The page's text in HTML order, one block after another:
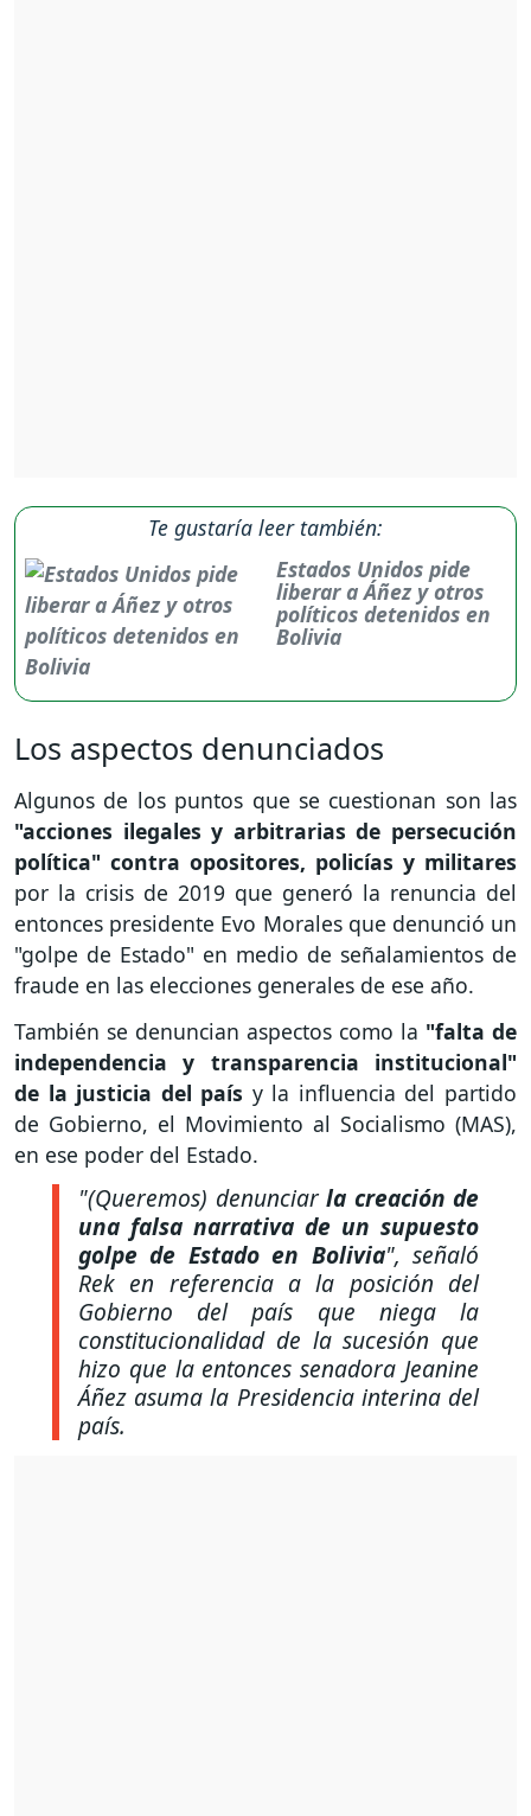
Te gustaría leer también:
Estados Unidos pide
liberar a Áñez y otros
políticos detenidos en
Bolivia
Los aspectos denunciados
Algunos de los puntos que se cuestionan son las
"acciones ilegales y arbitrarias de persecución
política" contra opositores, policías y militares
por la crisis de 2019 que generó la renuncia del
entonces presidente Evo Morales que denunció un
"golpe de Estado" en medio de señalamientos de
fraude en las elecciones generales de ese año.
También se denuncian aspectos como la "falta de
independencia y transparencia institucional"
de la justicia del país y la influencia del partido
de Gobierno, el Movimiento al Socialismo (MAS),
en ese poder del Estado.
"(Queremos) denunciarla creación de
una falsa narrativa de un supuesto
golpe de Estado en Bolivia", señaló
Rek en referencia a la posición del
Gobierno del país que niega la
constitucionalidad de la sucesión que
hizo que la entonces senadora Jeanine
Áñez asuma la Presidencia interina del
país.